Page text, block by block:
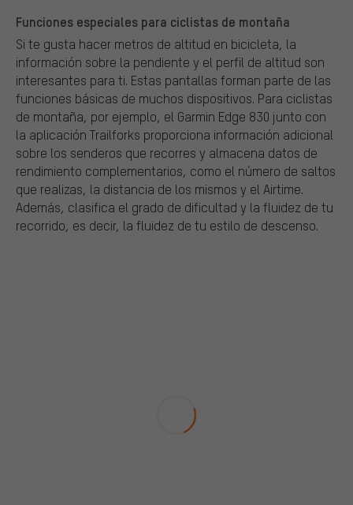
Funciones especiales para ciclistas de montaña
Si te gusta hacer metros de altitud en bicicleta, la
información sobre la pendiente y el perfil de altitud son
interesantes para ti. Estas pantallas forman parte de las
funciones básicas de muchos dispositivos. Para ciclistas
de montaña, por ejemplo, el Garmin Edge 830 junto con
la aplicación Trailforks proporciona información adicional
sobre los senderos que recorres y almacena datos de
rendimiento complementarios, como el número de saltos
que realizas, la distancia de los mismos y el Airtime.
Además, clasifica el grado de dificultad y la fluidez de tu
recorrido, es decir, la fluidez de tu estilo de descenso.